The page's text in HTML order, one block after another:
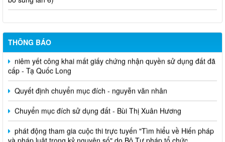
THÔNG BÁO
niêm yết công khai mất giấy chứng nhận quyền sử dụng đất đã
cấp - Tạ Quốc Long
Quyết định chuyển mục đích - nguyễn văn nhân
Chuyển mục đích sử dụng đất - Bùi Thị Xuân Hương
phát động tham gia cuộc thi trực tuyến "Tìm hiểu về Hiến pháp
và pháp luật trong kỷ nguyên số" do Bộ Tư pháp tổ chức